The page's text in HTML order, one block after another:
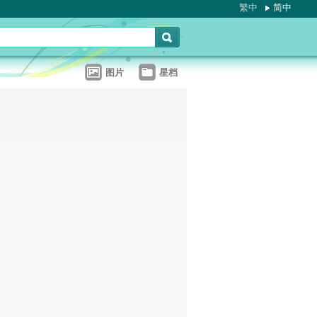
繁中 简中
图片 星档